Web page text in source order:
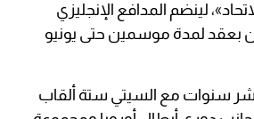
لينضم المدافع الإنجليزي
بعقد لمدة موسمين حتى يونيو
سنوات مع السيتي ستة ألقاب